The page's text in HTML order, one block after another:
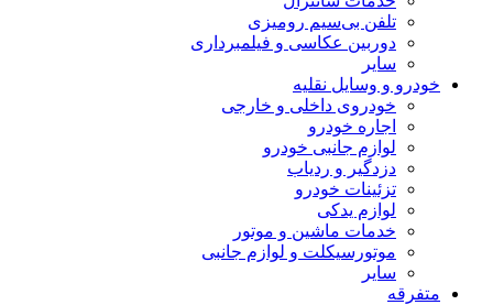
تلفن بی‌سیم رومیزی
دوربین عکاسی و فیلمبرداری
سایر
خودرو و وسایل نقلیه
خودروی داخلی و خارجی
اجاره خودرو
لوازم جانبی خودرو
دزدگیر و ردیاب
تزئینات خودرو
لوازم یدکی
خدمات ماشین و موتور
موتورسیکلت و لوازم جانبی
سایر
متفرقه